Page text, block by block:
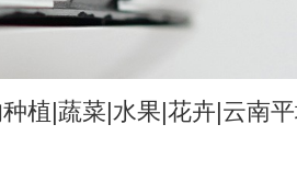
植|蔬菜|水果|花卉|云南